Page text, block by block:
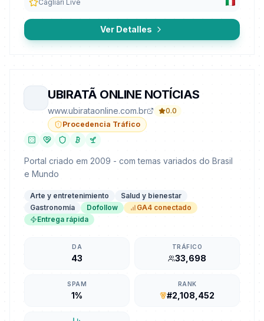
Cagliari Live
Ver Detalles
UBIRATÃ ONLINE NOTÍCIAS
www.ubirataonline.com.br
0.0
Procedencia Tráfico
Portal criado em 2009 - com temas variados do Brasil
e Mundo
Arte y entretenimiento
Salud y bienestar
Gastronomía
Dofollow
GA4 conectado
Entrega rápida
DA
43
TRÁFICO
33,698
SPAM
1%
RANK
#2,108,452